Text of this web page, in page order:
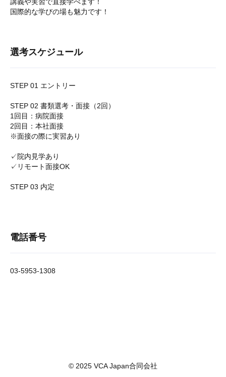
国際的な学びの場も魅力です！
選考スケジュール
STEP 01 エントリー
STEP 02 書類選考・面接（2回）
1回目：病院面接
2回目：本社面接
※面接の際に実習あり
✓院内見学あり
✓リモート面接OK
STEP 03 内定
電話番号
03-5953-1308
© 2025 VCA Japan合同会社